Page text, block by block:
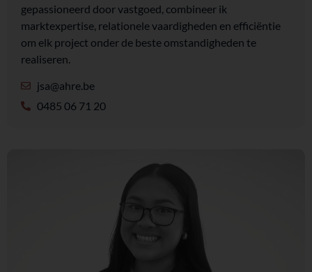
gepassioneerd door vastgoed, combineer ik
marktexpertise, relationele vaardigheden en efficiëntie
om elk project onder de beste omstandigheden te
realiseren.
jsa@ahre.be
0485 06 71 20